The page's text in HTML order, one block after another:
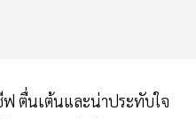
ฟ ตื่นเต้นและน่าประทับใจ